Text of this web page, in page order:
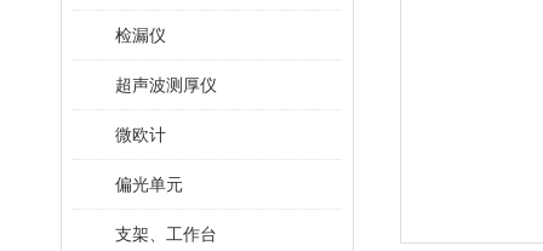
检漏仪
超声波测厚仪
微欧计
偏光单元
支架、工作台